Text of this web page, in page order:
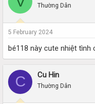
Thường Dân
5 February 2024
bé118 này cute nhiệt tình
C Cu Hin
Thường Dân